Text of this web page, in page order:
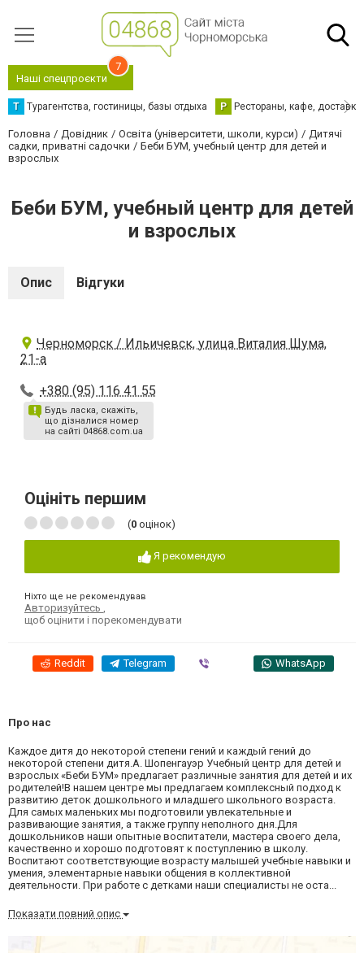
Наші спецпроєкти
7
Т Турагентства, гостиницы, базы отдыха Р Рестораны, кафе,
Головна Довідник Освіта (університети, школи, курси)
Дитячі
садки, приватні садочки
Беби БУМ, учебный центр для детей и
взрослых
Беби БУМ, учебный центр для детей
и взрослых
Опис Відгуки
Черноморск / Ильичевск, улица Виталия Шума,
21-а
+380 (95) 116 41 55
Будь ласка, скажіть,
що дізналися номер
на сайті 04868.com.ua
Оцініть першим
(0 оцінок)
Я рекомендую
Ніхто ще не рекомендував
Авторизуйтесь
щоб оцінити і порекомендувати
Reddit Telegram WhatsApp
Про нас
Каждое дитя до некоторой степени гений и каждый гений до
некоторой степени дитя.А. Шопенгауэр Учебный центр для детей и
взрослых «Беби БУМ» предлагает различные занятия для детей и их
родителей!В нашем центре мы предлагаем комплексный подход к
развитию деток дошкольного и младшего школьного возраста.
Для самых маленьких мы подготовили увлекательные и
развивающие занятия, а также группу неполного дня.Для
дошкольников наши опытные воспитатели, мастера своего дела,
качественно и хорошо подготовят к поступлению в школу.
Воспитают соответствующие возрасту малышей учебные навыки и
умения, элементарные навыки общения в коллективной
деятельности. При работе с детками наши специалисты не оста...
Показати повний опис